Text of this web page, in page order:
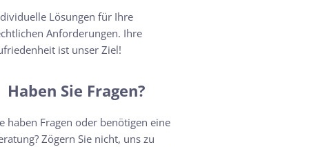
Lösungen für Ihre
Anforderungen. Ihre
ist unser Ziel!
Haben Sie Fragen?
haben Fragen oder benötigen eine
Zögern Sie nicht, uns zu